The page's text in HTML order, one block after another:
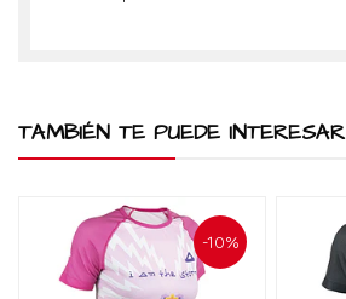
TAMBIÉN TE PUEDE INTERESAR
-10%